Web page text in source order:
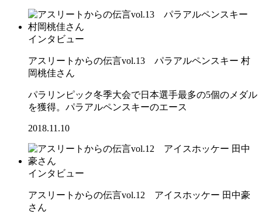
インタビュー
アスリートからの伝言vol.13 パラアルペンスキー 村
岡桃佳さん
パラリンピック冬季大会で日本選手最多の5個のメダル
を獲得。パラアルペンスキーのエース
2018.11.10
インタビュー
アスリートからの伝言vol.12 アイスホッケー 田中豪
さん